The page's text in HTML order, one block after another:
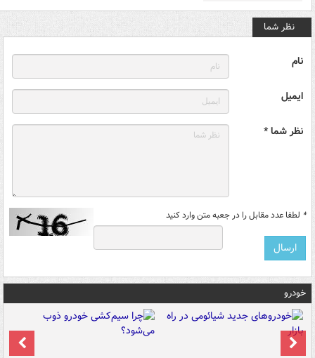
نظر شما
نام
ایمیل
نظر شما *
* لطفا عدد مقابل را در جعبه متن وارد کنید
خودرو